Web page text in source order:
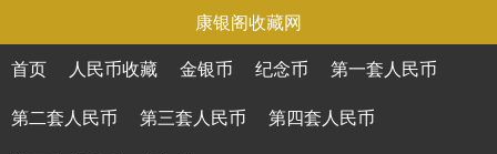
康银阁收藏网
首页 人民币收藏 金银币 纪念币 第一套人民币
第二套人民币 第三套人民币 第四套人民币